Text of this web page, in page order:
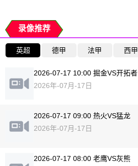
录像推荐
英超 德甲 法甲 西甲
2026-07-17 10:00 掘金VS开拓者
2026年-07月-17日
2026-07-17 09:00 热火VS猛龙
2026年-07月-17日
2026-07-17 08:00 老鹰VS灰熊